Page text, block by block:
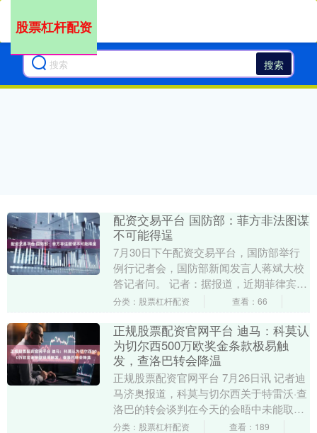
搜索
股票杠杆配资
配资交易平台 国防部：菲方非法图谋
不可能得逞
7月30日下午配资交易平台，国防部举行
例行记者会，国防部新闻发言人蒋斌大校
答记者问。 记者：据报道，近期菲律宾公
务船多次侵闯中国黄岩岛管辖海域，中国
分类：股票杠杆配资 查看：66
正规股票配资官网平台 迪马：科莫认
为切尔西500万欧奖金条款极易触
发，查洛巴转会降温
正规股票配资官网平台 7月26日讯 记者迪
马济奥报道，科莫与切尔西关于特雷沃·查
洛巴的转会谈判在今天的会晤中未能取得
任何实质性进展。 切尔西虽将要价降至
分类：股票杠杆配资 查看：189